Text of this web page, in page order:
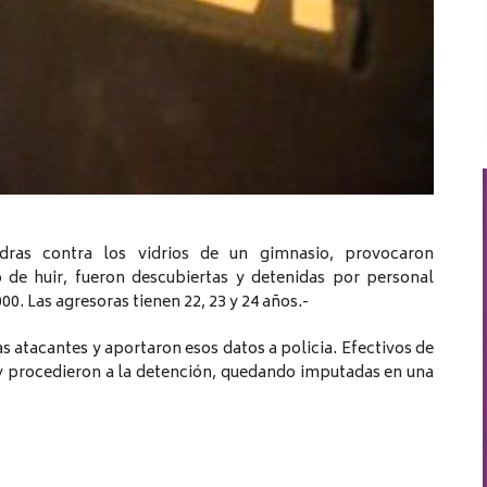
contra los vidrios de un gimnasio, provocaron
huir, fueron descubiertas y detenidas por personal
Las agresoras tienen 22, 23 y 24 años.-
atacantes y aportaron esos datos a policia. Efectivos de
a la detención, quedando imputadas en una